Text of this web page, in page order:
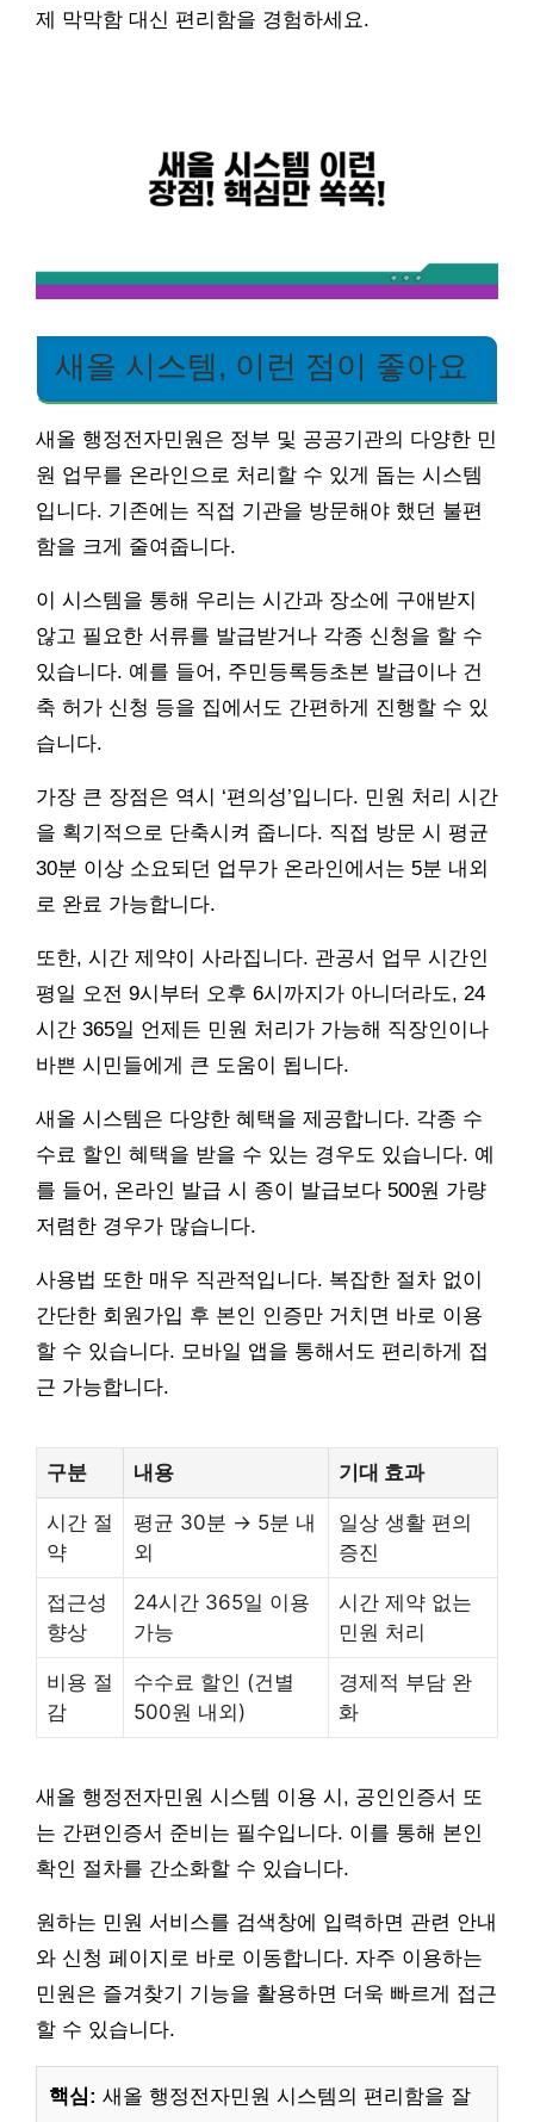
제 막막함 대신 편리함을 경험하세요.
새올 시스템, 이런 점이 좋아요
새올 행정전자민원은 정부 및 공공기관의 다양한 민
원 업무를 온라인으로 처리할 수 있게 돕는 시스템
입니다. 기존에는 직접 기관을 방문해야 했던 불편
함을 크게 줄여줍니다.
이 시스템을 통해 우리는 시간과 장소에 구애받지
않고 필요한 서류를 발급받거나 각종 신청을 할 수
있습니다. 예를 들어, 주민등록등초본 발급이나 건
축 허가 신청 등을 집에서도 간편하게 진행할 수 있
습니다.
가장 큰 장점은 역시 ‘편의성’입니다. 민원 처리 시간
을 획기적으로 단축시켜 줍니다. 직접 방문 시 평균
30분 이상 소요되던 업무가 온라인에서는 5분 내외
로 완료 가능합니다.
또한, 시간 제약이 사라집니다. 관공서 업무 시간인
평일 오전 9시부터 오후 6시까지가 아니더라도, 24
시간 365일 언제든 민원 처리가 가능해 직장인이나
바쁜 시민들에게 큰 도움이 됩니다.
새올 시스템은 다양한 혜택을 제공합니다. 각종 수
수료 할인 혜택을 받을 수 있는 경우도 있습니다. 예
를 들어, 온라인 발급 시 종이 발급보다 500원 가량
저렴한 경우가 많습니다.
사용법 또한 매우 직관적입니다. 복잡한 절차 없이
간단한 회원가입 후 본인 인증만 거치면 바로 이용
할 수 있습니다. 모바일 앱을 통해서도 편리하게 접
근 가능합니다.
구분 내용 기대 효과
시간 절
약
평균 30분 → 5분 내
외
일상 생활 편의
증진
접근성
향상
24시간 365일 이용
가능
시간 제약 없는
민원 처리
비용 절
감
수수료 할인 (건별
500원 내외)
경제적 부담 완
화
새올 행정전자민원 시스템 이용 시, 공인인증서 또
는 간편인증서 준비는 필수입니다. 이를 통해 본인
확인 절차를 간소화할 수 있습니다.
원하는 민원 서비스를 검색창에 입력하면 관련 안내
와 신청 페이지로 바로 이동합니다. 자주 이용하는
민원은 즐겨찾기 기능을 활용하면 더욱 빠르게 접근
할 수 있습니다.
핵심: 새올 행정전자민원 시스템의 편리함을 잘